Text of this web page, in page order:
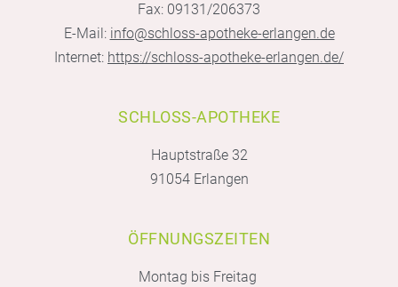
Fax: 09131/206373
E-Mail: info@schloss-apotheke-erlangen.de
Internet: https://schloss-apotheke-erlangen.de/
SCHLOSS-APOTHEKE
Hauptstraße 32
91054 Erlangen
ÖFFNUNGSZEITEN
Montag bis Freitag